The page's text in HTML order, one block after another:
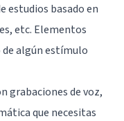
estudios basado en
etc. Elementos
algún estímulo
grabaciones de voz,
que necesitas